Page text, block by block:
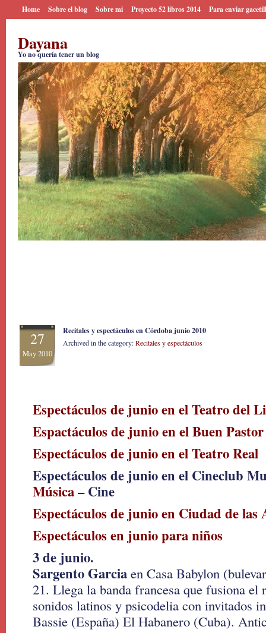
Home Sobre el blog Sobre mi Proyecto 52 libros 2014 Para enviar
Dayana
Yo no quería tener un blog
27
May 2010
Recitales y espectáculos en Córdoba junio 2010
Archived in the category:Recitales y espectáculos
Espectáculos de junio en el Teatro del
Espactáculos de junio en el Buen Pastor
Espectáculos de junio en el Teatro Real
Espectáculos de junio en el Cineclub
Música– Cine
Espectáculos de junio en Ciudad de las
Espectáculos en junio para niños
3 de junio.
Sargento Garcia en Casa Babylon
21. Llega la banda francesa que fusiona el
sonidos latinos y psicodelia con invitados
Bassie (España) El Habanero (Cuba).